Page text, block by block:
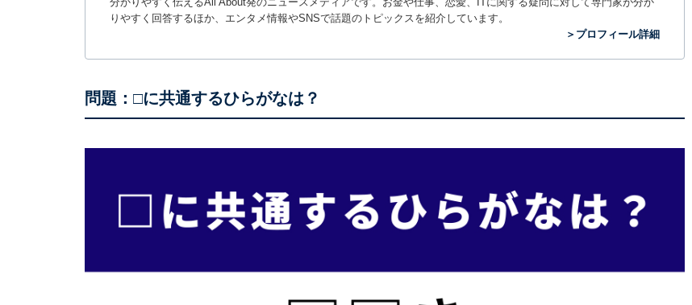
りやすく回答するほか、エンタメ情報やSNSで話題のトピックスを紹介しています。
＞プロフィール詳細
問題：□に共通するひらがなは？